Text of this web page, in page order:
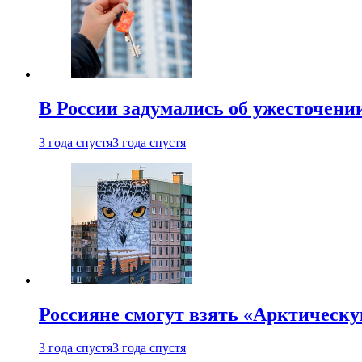
В России задумались об
3 года спустя3 года спустя
Россияне смогут взять
3 года спустя3 года спустя